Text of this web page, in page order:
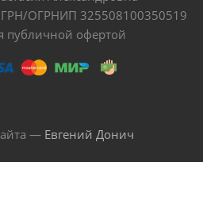
ОГРНИП 325508100350519
публичной офертой
— Евгений Донич